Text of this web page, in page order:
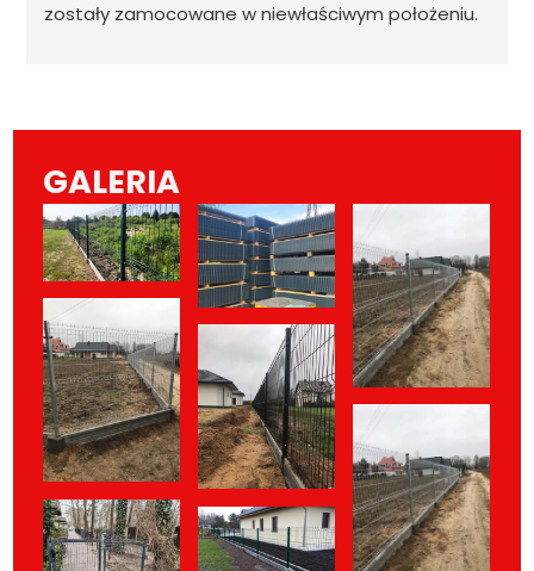
zostały zamocowane w niewłaściwym położeniu.
GALERIA